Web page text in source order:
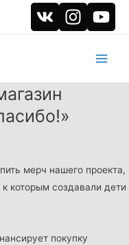
мерч нашего проекта,
которым создавали дети
покупку